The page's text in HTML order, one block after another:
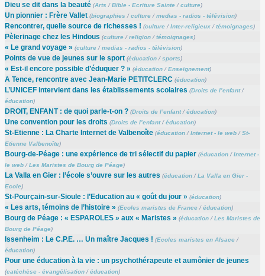
Dieu se dit dans la beauté (Arts /Bible - Ecriture Sainte/culture)
Un pionnier : Frère Vallet (biographies /culture/medias - radios - télévision)
Rencontrer, quelle source de richesses ! (culture/Inter-religieux/témoignages)
Pèlerinage chez les Hindous (culture/religion/témoignages)
« Le grand voyage » (culture/medias - radios - télévision)
Points de vue de jeunes sur le sport (éducation/ sports)
« Est-il encore possible d’éduquer ? » (éducation/Enseignement)
A Tence, rencontre avec Jean-Marie PETITCLERC (éducation)
L’UNICEF intervient dans les établissements scolaires (Droits de l’enfant/
éducation)
DROIT, ENFANT : de quoi parle-t-on ? (Droits de l’enfant/éducation)
Une convention pour les droits (Droits de l’enfant/éducation)
St-Etienne : La Charte Internet de Valbenoîte (éducation/Internet - le web/St-
Etienne Valbenoîte)
Bourg-de-Péage : une expérience de tri sélectif du papier (éducation/Internet -
le web/Les Maristes de Bourg de Péage)
La Valla en Gier : l’école s’ouvre sur les autres (éducation/La Valla en Gier -
Ecole)
St-Pourçain-sur-Sioule : l’Education au « goût du jour » (éducation)
« Les arts, témoins de l’histoire » (Ecoles maristes de France/éducation)
Bourg de Péage : « ESPAROLES » aux « Maristes » (éducation/Les Maristes de
Bourg de Péage)
Issenheim : Le C.P.E. … Un maître Jacques ! (Ecoles maristes en Alsace/
éducation)
Pour une éducation à la vie : un psychothérapeute et aumônier de jeunes
(catéchèse - évangélisation/éducation)